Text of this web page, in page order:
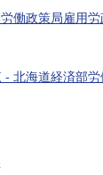
働政策局雇用
北海道経済部